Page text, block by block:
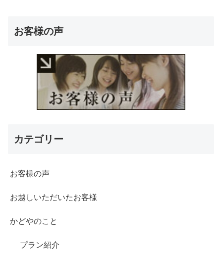
お客様の声
カテゴリー
お客様の声
お越しいただいたお客様
かどやのこと
プラン紹介